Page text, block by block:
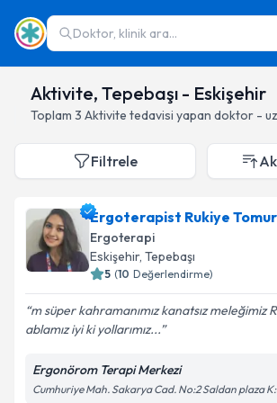
Doktor, klinik ara...
Aktivite, Tepebaşı - Eskişehir
Toplam 3 Aktivite tedavisi yapan doktor -
Filtrele
Ergoterapist Rukiye
Ergoterapi
Eskişehir, Tepebaşı
5 (10 Değerlendirme)
m süper kahramanımız kanatsız meleğimiz
ablamız iyi ki yollarımız...
Ergonörom Terapi Merkezi
Cumhuriye Mah. Sakarya Cad. No:2 Saldan plaza